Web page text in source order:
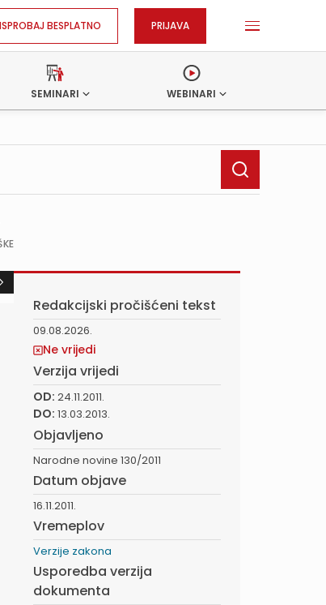
ISPROBAJ BESPLATNO PRIJAVA
SEMINARI WEBINARI
Redakcijski pročišćeni tekst
09.08.2026.
Ne vrijedi
Verzija vrijedi
OD: 24.11.2011.
DO: 13.03.2013.
Objavljeno
Narodne novine 130/2011
Datum objave
16.11.2011.
Vremeplov
Verzije zakona
Usporedba verzija
dokumenta